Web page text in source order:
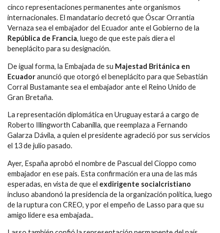
cinco representaciones permanentes ante organismos
internacionales. El mandatario decretó que Óscar Orrantia
Vernaza sea el embajador del Ecuador ante el Gobierno de la
República de Francia, luego de que este país diera el
beneplácito para su designación.
De igual forma, la Embajada de su Majestad Británica en
Ecuadoranunció que otorgó el beneplácito para que Sebastián
Corral Bustamante sea el embajador ante el Reino Unido de
Gran Bretaña.
La representación diplomática en Uruguay estará a cargo de
Roberto Illingworth Cabanilla, que reemplaza a Fernando
Galarza Dávila, a quien el presidente agradeció por sus servicios
el 13 de julio pasado.
Ayer, España aprobó el nombre de Pascual del Cioppo como
embajador en ese país. Esta confirmación era una de las más
esperadas, en vista de que el exdirigente socialcristiano
incluso abandonó la presidencia de la organización política, luego
de la ruptura con CREO, y por el empeño de Lasso para que su
amigo lidere esa embajada..